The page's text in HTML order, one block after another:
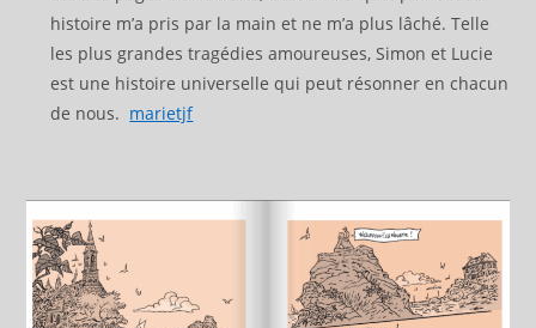
histoire m’a pris par la main et ne m’a plus lâché. Telle
les plus grandes tragédies amoureuses, Simon et Lucie
est une histoire universelle qui peut résonner en chacun
de nous. marietjf